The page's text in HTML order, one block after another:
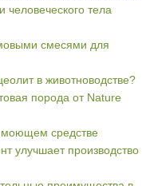
человеческого тела
смесями для
в животноводстве?
порода от Nature
моющем средстве
улучшает производство